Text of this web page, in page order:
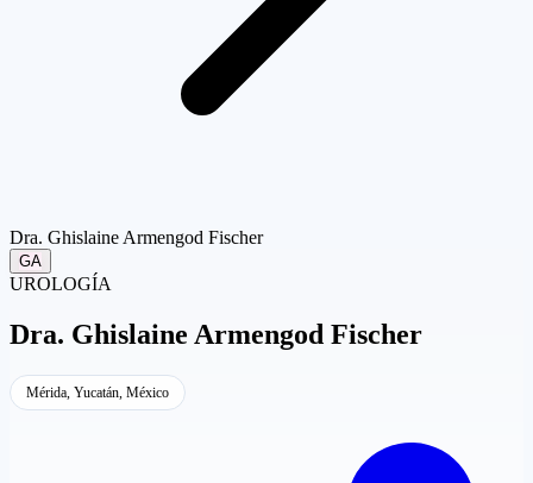
Dra. Ghislaine Armengod Fischer
GA
UROLOGÍA
Dra. Ghislaine Armengod Fischer
Mérida, Yucatán, México